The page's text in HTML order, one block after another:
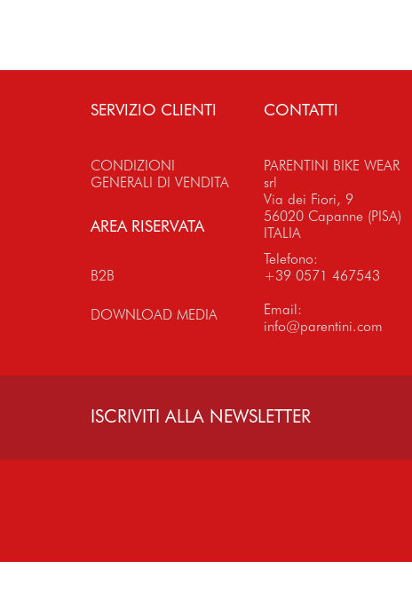
SERVIZIO CLIENTI
CONDIZIONI
GENERALI DI VENDITA
AREA RISERVATA
B2B
DOWNLOAD MEDIA
CONTATTI
PARENTINI BIKE WEAR
srl
Via dei Fiori, 9
56020 Capanne (PISA)
ITALIA
Telefono:
+39 0571 467543
Email:
info@parentini.com
ISCRIVITI ALLA NEWSLETTER